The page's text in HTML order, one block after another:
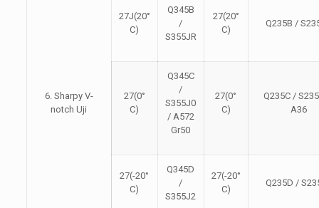
6. Sharpy V-
notch Uji
27J(20°
C)
Q345B
/
S355JR
27(20°
C)
Q235B /
27(0°
C)
Q345C
/
S355J0
/ A572
Gr50
27(0°
C)
Q235C /
A36
27(-20°
C)
Q345D
/
S355J2
27(-20°
C)
Q235D /